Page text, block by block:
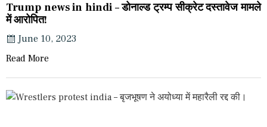
Trump news in hindi – डोनाल्ड ट्रम्प सीक्रेट दस्तावेज मामले
में आरोपित!
June 10, 2023
Read More